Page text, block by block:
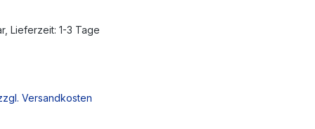
Lieferzeit: 1-3 Tage
Versandkosten